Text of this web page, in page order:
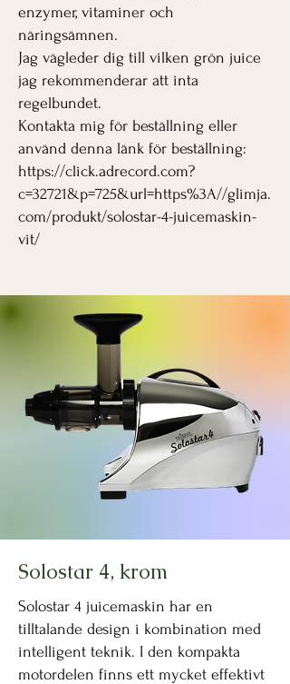
enzymer, vitaminer och
näringsämnen.
Jag vägleder dig till vilken grön juice
jag rekommenderar att inta
regelbundet.
Kontakta mig för beställning eller
använd denna länk för beställning:
https://click.adrecord.com?
c=32721&p=725&url=https%3A//glimja.
com/produkt/solostar-4-juicemaskin-
vit/
Solostar 4, krom
Solostar 4 juicemaskin har en
tilltalande design i kombination med
intelligent teknik. I den kompakta
motordelen finns ett mycket effektivt